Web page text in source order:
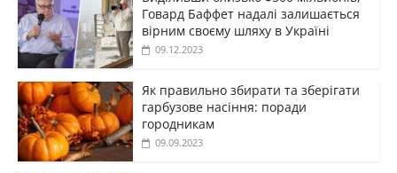
Говард Баффет надалі залишається
вірним своєму шляху в Україні
09.12.2023
Як правильно збирати та зберігати
гарбузове насіння: поради
городникам
09.09.2023